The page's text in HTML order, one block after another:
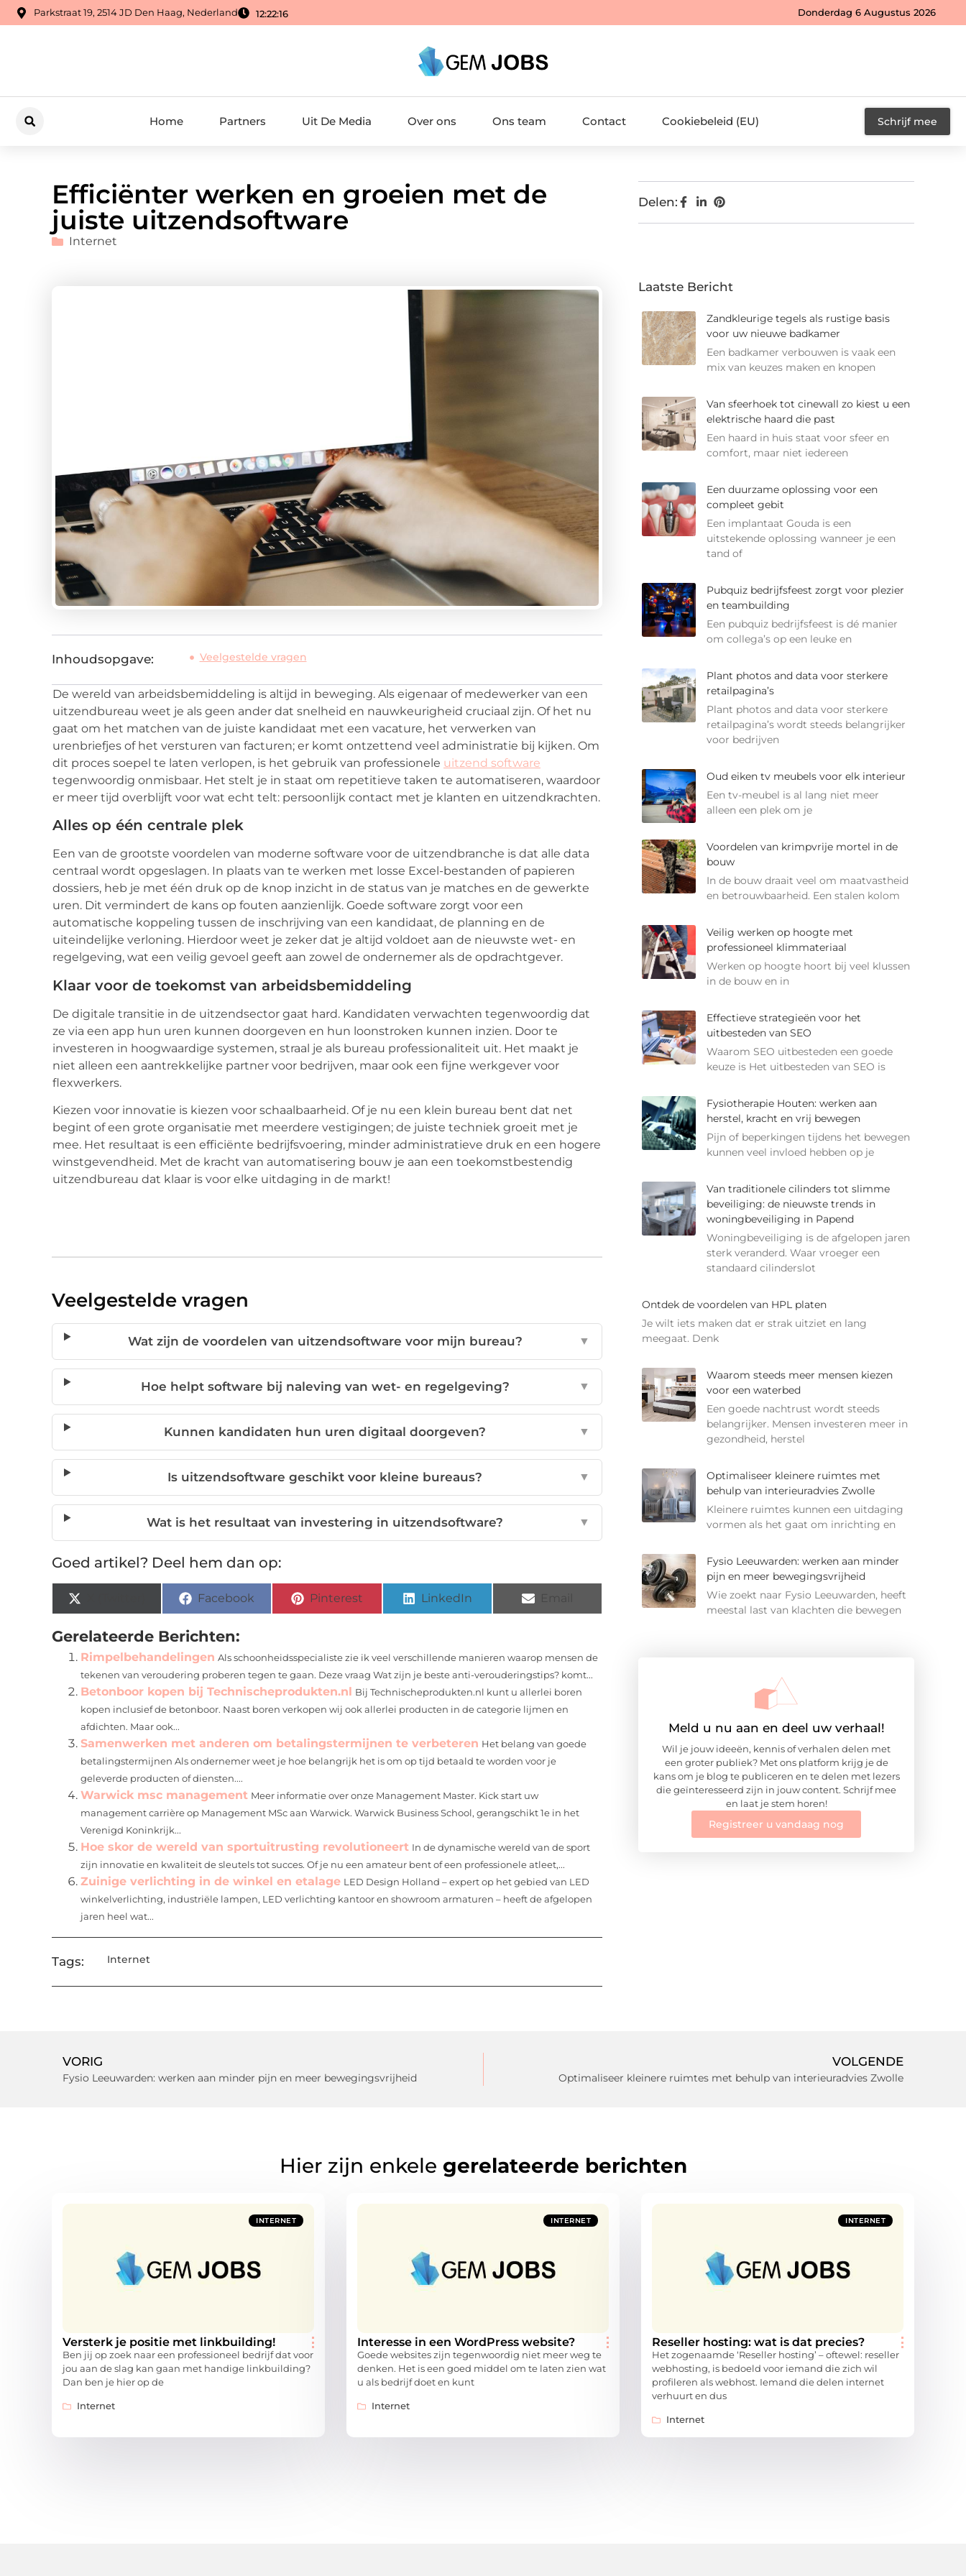
Parkstraat 19, 2514 JD Den Haag, Nederland 12:22:17 Donderdag 6 Augustus 2026
Home Partners Uit De Media Over ons Ons team Contact Cookiebeleid (EU) Schrijf mee
Efficiënter werken en groeien met de
juiste uitzendsoftware
Internet
Inhoudsopgave: Veelgestelde vragen
De wereld van arbeidsbemiddeling is altijd in beweging. Als eigenaar of medewerker van een
uitzendbureau weet je als geen ander dat snelheid en nauwkeurigheid cruciaal zijn. Of het nu
gaat om het matchen van de juiste kandidaat met een vacature, het verwerken van
urenbriefjes of het versturen van facturen; er komt ontzettend veel administratie bij kijken. Om
dit proces soepel te laten verlopen, is het gebruik van professionele uitzend software
tegenwoordig onmisbaar. Het stelt je in staat om repetitieve taken te automatiseren, waardoor
er meer tijd overblijft voor wat echt telt: persoonlijk contact met je klanten en uitzendkrachten.
Alles op één centrale plek
Een van de grootste voordelen van moderne software voor de uitzendbranche is dat alle data
centraal wordt opgeslagen. In plaats van te werken met losse Excel-bestanden of papieren
dossiers, heb je met één druk op de knop inzicht in de status van je matches en de gewerkte
uren. Dit vermindert de kans op fouten aanzienlijk. Goede software zorgt voor een
automatische koppeling tussen de inschrijving van een kandidaat, de planning en de
uiteindelijke verloning. Hierdoor weet je zeker dat je altijd voldoet aan de nieuwste wet- en
regelgeving, wat een veilig gevoel geeft aan zowel de ondernemer als de opdrachtgever.
Klaar voor de toekomst van arbeidsbemiddeling
De digitale transitie in de uitzendsector gaat hard. Kandidaten verwachten tegenwoordig dat
ze via een app hun uren kunnen doorgeven en hun loonstroken kunnen inzien. Door te
investeren in hoogwaardige systemen, straal je als bureau professionaliteit uit. Het maakt je
niet alleen een aantrekkelijke partner voor bedrijven, maar ook een fijne werkgever voor
flexwerkers.
Kiezen voor innovatie is kiezen voor schaalbaarheid. Of je nu een klein bureau bent dat net
begint of een grote organisatie met meerdere vestigingen; de juiste techniek groeit met je
mee. Het resultaat is een efficiënte bedrijfsvoering, minder administratieve druk en een hogere
winstgevendheid. Met de kracht van automatisering bouw je aan een toekomstbestendig
uitzendbureau dat klaar is voor elke uitdaging in de markt!
Veelgestelde vragen
Wat zijn de voordelen van uitzendsoftware voor mijn bureau? ▼
Hoe helpt software bij naleving van wet- en regelgeving? ▼
Kunnen kandidaten hun uren digitaal doorgeven? ▼
Is uitzendsoftware geschikt voor kleine bureaus? ▼
Wat is het resultaat van investering in uitzendsoftware? ▼
Goed artikel? Deel hem dan op:
Facebook Pinterest LinkedIn
Gerelateerde Berichten:
Rimpelbehandelingen Als schoonheidsspecialiste zie ik veel verschillende manieren waarop mensen de
tekenen van veroudering proberen tegen te gaan. Deze vraag Wat zijn je beste anti-verouderingstips? komt...
Betonboor kopen bij Technischeprodukten.nl Bij Technischeprodukten.nl kunt u allerlei boren
kopen inclusief de betonboor. Naast boren verkopen wij ook allerlei producten in de categorie lijmen en
afdichten. Maar ook...
Samenwerken met anderen om betalingstermijnen te verbeteren Het belang van goede
betalingstermijnen Als ondernemer weet je hoe belangrijk het is om op tijd betaald te worden voor je
geleverde producten of diensten....
Warwick msc management Meer informatie over onze Management Master. Kick start uw
management carrière op Management MSc aan Warwick. Warwick Business School, gerangschikt 1e in het
Verenigd Koninkrijk...
Hoe skor de wereld van sportuitrusting revolutioneert In de dynamische wereld van de sport
zijn innovatie en kwaliteit de sleutels tot succes. Of je nu een amateur bent of een professionele atleet,...
Zuinige verlichting in de winkel en etalage LED Design Holland – expert op het gebied van LED
winkelverlichting, industriële lampen, LED verlichting kantoor en showroom armaturen – heeft de afgelopen
jaren heel wat...
Tags: Internet
Delen:
Laatste Bericht
Zandkleurige tegels als rustige basis
voor uw nieuwe badkamer
Een badkamer verbouwen is vaak een
mix van keuzes maken en knopen
Van sfeerhoek tot cinewall zo kiest u een
elektrische haard die past
Een haard in huis staat voor sfeer en
comfort, maar niet iedereen
Een duurzame oplossing voor een
compleet gebit
Een implantaat Gouda is een
uitstekende oplossing wanneer je een
tand of
Pubquiz bedrijfsfeest zorgt voor plezier
en teambuilding
Een pubquiz bedrijfsfeest is dé manier
om collega’s op een leuke en
Plant photos and data voor sterkere
retailpagina’s
Plant photos and data voor sterkere
retailpagina’s wordt steeds belangrijker
voor bedrijven
Oud eiken tv meubels voor elk interieur
Een tv-meubel is al lang niet meer
alleen een plek om je
Voordelen van krimpvrije mortel in de
bouw
In de bouw draait veel om maatvastheid
en betrouwbaarheid. Een stalen kolom
Veilig werken op hoogte met
professioneel klimmateriaal
Werken op hoogte hoort bij veel klussen
in de bouw en in
Effectieve strategieën voor het
uitbesteden van SEO
Waarom SEO uitbesteden een goede
keuze is Het uitbesteden van SEO is
Fysiotherapie Houten: werken aan
herstel, kracht en vrij bewegen
Pijn of beperkingen tijdens het bewegen
kunnen veel invloed hebben op je
Van traditionele cilinders tot slimme
beveiliging: de nieuwste trends in
woningbeveiliging in Papend
Woningbeveiliging is de afgelopen jaren
sterk veranderd. Waar vroeger een
standaard cilinderslot
Ontdek de voordelen van HPL platen
Je wilt iets maken dat er strak uitziet en lang
meegaat. Denk
Waarom steeds meer mensen kiezen
voor een waterbed
Een goede nachtrust wordt steeds
belangrijker. Mensen investeren meer in
gezondheid, herstel
Optimaliseer kleinere ruimtes met
behulp van interieuradvies Zwolle
Kleinere ruimtes kunnen een uitdaging
vormen als het gaat om inrichting en
Fysio Leeuwarden: werken aan minder
pijn en meer bewegingsvrijheid
Wie zoekt naar Fysio Leeuwarden, heeft
meestal last van klachten die bewegen
Meld u nu aan en deel uw verhaal!
Wil je jouw ideeën, kennis of verhalen delen met
een groter publiek? Met ons platform krijg je de
kans om je blog te publiceren en te delen met lezers
die geïnteresseerd zijn in jouw content. Schrijf mee
en laat je stem horen!
Registreer u vandaag nog
VORIG
Fysio Leeuwarden: werken aan minder pijn en meer bewegingsvrijheid
VOLGENDE
Optimaliseer kleinere ruimtes met behulp van interieuradvies Zwolle
Hier zijn enkele gerelateerde berichten
INTERNET
Versterk je positie met linkbuilding!
Ben jij op zoek naar een professioneel bedrijf dat voor
jou aan de slag kan gaan met handige linkbuilding?
Dan ben je hier op de
Internet
INTERNET
Interesse in een WordPress website?
Goede websites zijn tegenwoordig niet meer weg te
denken. Het is een goed middel om te laten zien wat
u als bedrijf doet en kunt
Internet
INTERNET
Reseller hosting: wat is dat precies?
Het zogenaamde ‘Reseller hosting’ – oftewel: reseller
webhosting, is bedoeld voor iemand die zich wil
profileren als webhost. Iemand die delen internet
verhuurt en dus
Internet